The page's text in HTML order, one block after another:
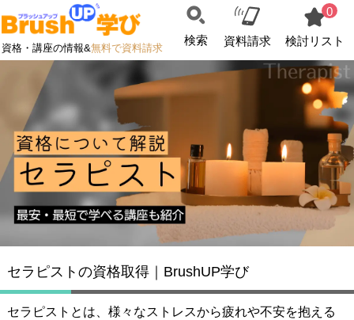
資格・講座の情報&無料で資料請求
検索 資料請求
0
検討リスト
セラピストの資格取得｜BrushUP学び
セラピストとは、様々なストレスから疲れや不安を抱える